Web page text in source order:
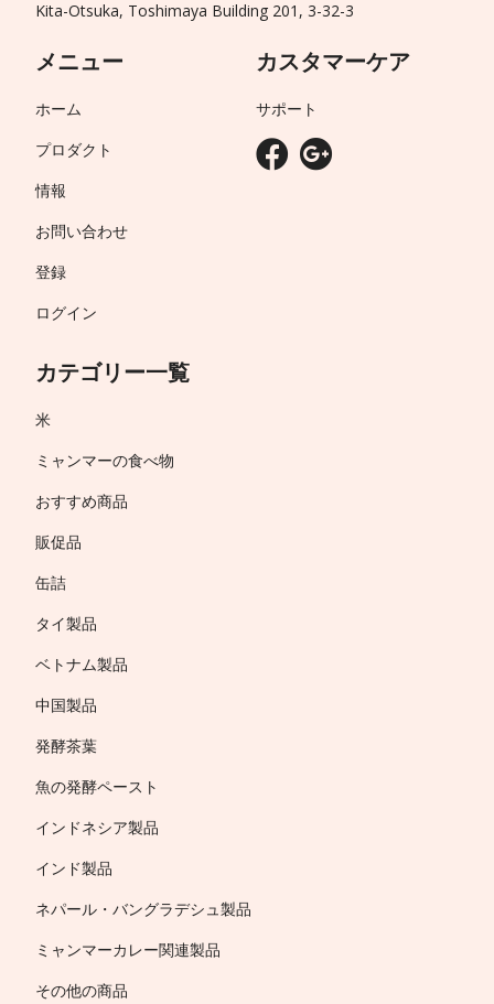
Kita-Otsuka, Toshimaya Building 201, 3-32-3
メニュー
ホーム
プロダクト
情報
お問い合わせ
登録
ログイン
カテゴリー一覧
米
ミャンマーの食べ物
おすすめ商品
販促品
缶詰
タイ製品
ベトナム製品
中国製品
発酵茶葉
魚の発酵ペースト
インドネシア製品
インド製品
ネパール・バングラデシュ製品
ミャンマーカレー関連製品
その他の商品
カスタマーケア
サポート